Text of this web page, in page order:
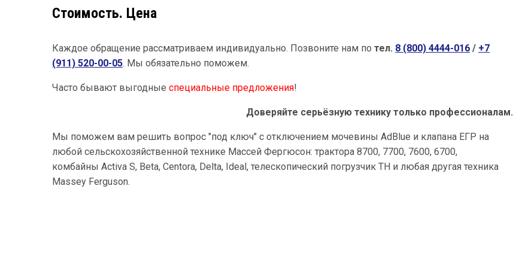
Стоимость. Цена
Каждое обращение рассматриваем индивидуально. Позвоните нам по тел. 8 (800) 4444-016 / +7
(911) 520-00-05. Мы обязательно поможем.
Часто бывают выгодные специальные предложения!
Доверяйте серьёзную технику только профессионалам.
Мы поможем вам решить вопрос "под ключ" с отключением мочевины AdBlue и клапана ЕГР на
любой сельскохозяйственной технике Массей Фергюсон: трактора 8700, 7700, 7600, 6700,
комбайны Activa S, Beta, Centora, Delta, Ideal, телескопический погрузчик ТН и любая другая техника
Massey Ferguson.